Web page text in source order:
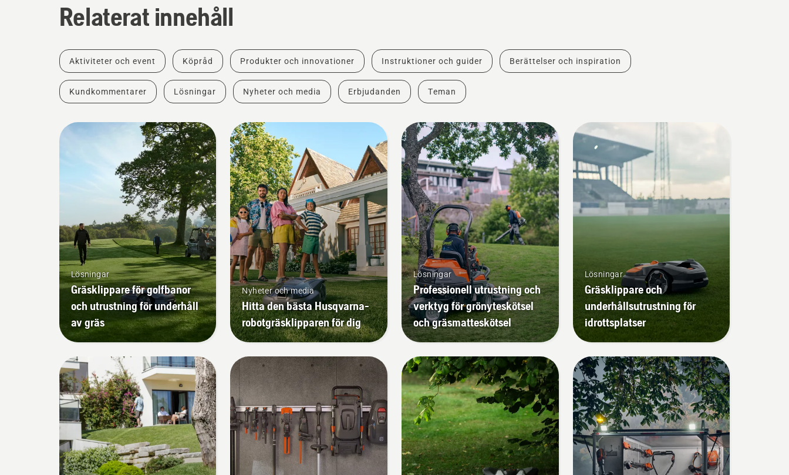
Relaterat innehåll
Aktiviteter och event Köpråd Produkter och innovationer Instruktioner och guider Berättelser och inspiration
Kundkommentarer Lösningar Nyheter och media Erbjudanden Teman
Lösningar
Gräsklippare för golfbanor
och utrustning för underhåll
av gräs
Nyheter och media
Hitta den bästa Husqvarna-
robotgräsklipparen för dig
Lösningar
Professionell utrustning och
verktyg för grönyteskötsel
och gräsmatteskötsel
Lösningar
Gräsklippare och
underhållsutrustning för
idrottsplatser